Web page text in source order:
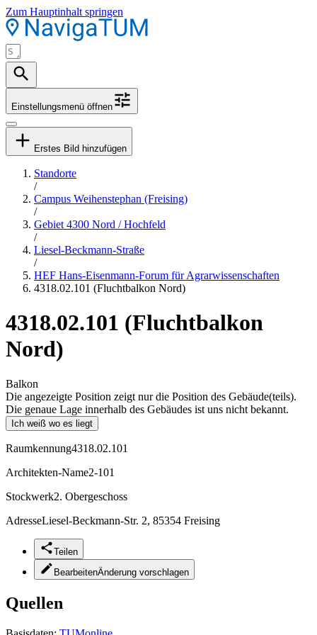
Zum Hauptinhalt springen
Einstellungsmenü öffnen
Erstes Bild hinzufügen
Standorte
/
Campus Weihenstephan (Freising)
/
Gebiet 4300 Nord / Hochfeld
/
Liesel-Beckmann-Straße
/
HEF Hans-Eisenmann-Forum für Agrarwissenschaften
4318.02.101 (Fluchtbalkon Nord)
4318.02.101 (Fluchtbalkon
Nord)
Balkon
Die angezeigte Position zeigt nur die Position des Gebäude(teils).
Die genaue Lage innerhalb des Gebäudes ist uns nicht bekannt.
Ich weiß wo es liegt
Raumkennung4318.02.101
Architekten-Name2-101
Stockwerk2. Obergeschoss
AdresseLiesel-Beckmann-Str. 2, 85354 Freising
Teilen
BearbeitenÄnderung vorschlagen
Quellen